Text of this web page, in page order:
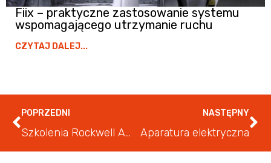
Fiix – praktyczne zastosowanie systemu
wspomagającego utrzymanie ruchu
CZYTAJ DALEJ...
POPRZEDNI
Szkolenia Rockwell Automation, Allen-Bradley i FactoryTalk
NASTĘPNY
Aparatura elektryczna